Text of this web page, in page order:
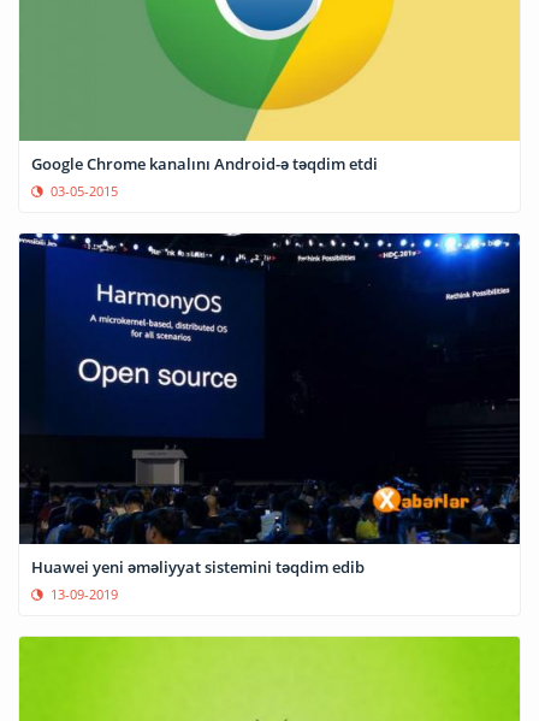
Google Chrome kanalını Android-ə təqdim etdi
03-05-2015
Huawei yeni əməliyyat sistemini təqdim edib
13-09-2019